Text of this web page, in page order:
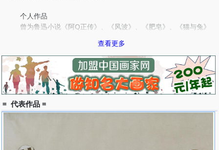
个人作品
曾为鲁迅小说《阿Q正传》、《风波》、《肥皂》、《猫与兔》
名翻译家曹靖华之邀为苏联作家绥拉菲摩维支所著《铁流》插图，为
富尔曼诺夫小说《恰巴耶夫》作插图，该插图获全国书籍插图优秀作
品奖。创作《周总理》素描头像，北京出版社单幅印刷发行并用于
《周恩来选集》作封面，深受广大读者欢迎。创作水彩画《寂静的草
地》、纸版画《葵花地》作品均为英国大英博物馆收藏。《鲁迅先
生》为北京鲁迅博物馆收藏。彩墨画《喀什印象之一》、《喀什印象
之二》，获丝绸之路画展铜牌奖励 。设计抗日战争和世界反法西斯
出版社出版《伍必端画集》。1986年被邮电部聘为中国邮票图稿评
查看更多
= 代表作品 =